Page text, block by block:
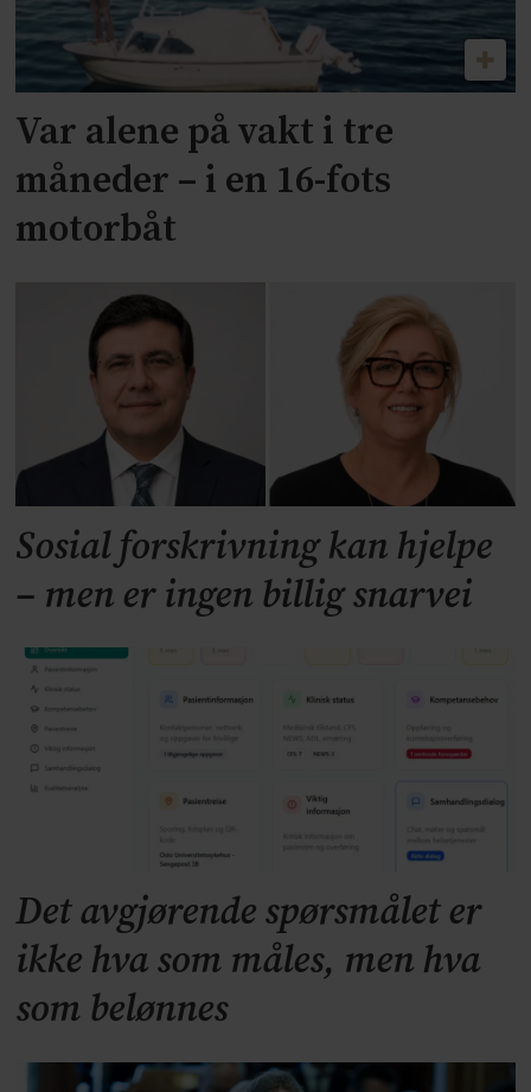
Var alene på vakt i tre
måneder – i en 16-fots
motorbåt
Sosial forskrivning kan hjelpe
– men er ingen billig snarvei
Det avgjørende spørsmålet er
ikke hva som måles, men hva
som belønnes